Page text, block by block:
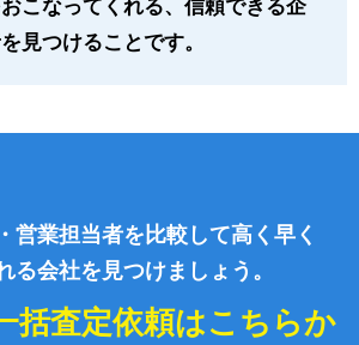
こなってくれる、信頼できる企
見つけることです。
営業担当者を比較して高く早く
る会社を見つけましょう。
括査定依頼はこちらか